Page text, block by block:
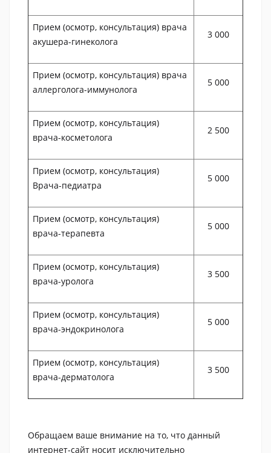
Прием (осмотр, консультация) врача
акушера-гинеколога
3 000
Прием (осмотр, консультация) врача
аллерголога-иммунолога
5 000
Прием (осмотр, консультация)
врача-косметолога
2 500
Прием (осмотр, консультация)
Врача-педиатра
5 000
Прием (осмотр, консультация)
врача-терапевта
5 000
Прием (осмотр, консультация)
врача-уролога
3 500
Прием (осмотр, консультация)
врача-эндокринолога
5 000
Прием (осмотр, консультация)
врача-дерматолога
3 500
Обращаем ваше внимание на то, что данный
интернет-сайт носит исключительно